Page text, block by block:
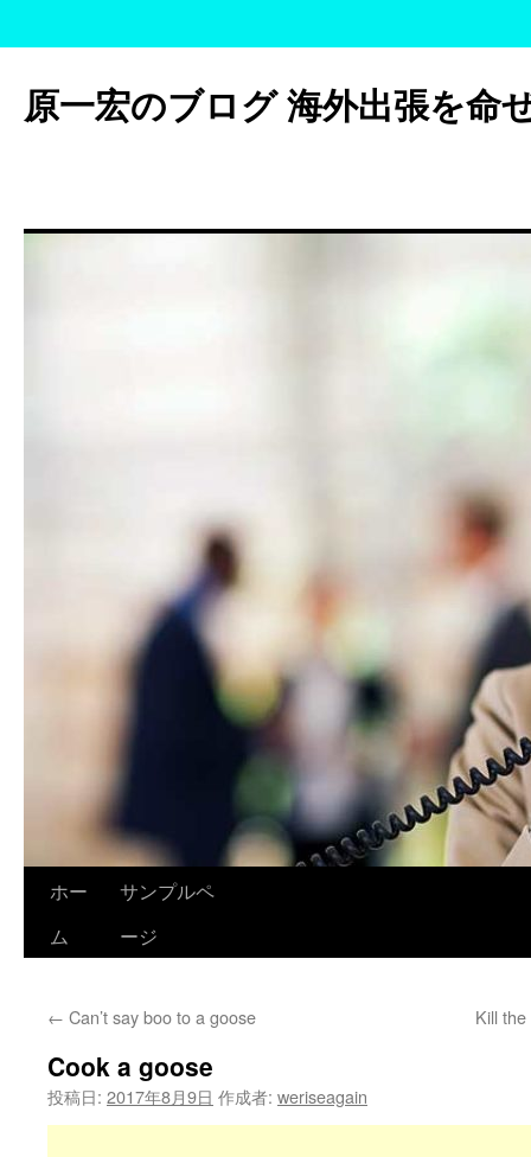
テ
ン
ッ
原一宏のブログ 海外出張を命
ホー
ム
サンプルペ
ージ
← Can’t say boo to a goose Kill
Cook a goose
投稿日: 2017年8月9日 作成者: weriseagain